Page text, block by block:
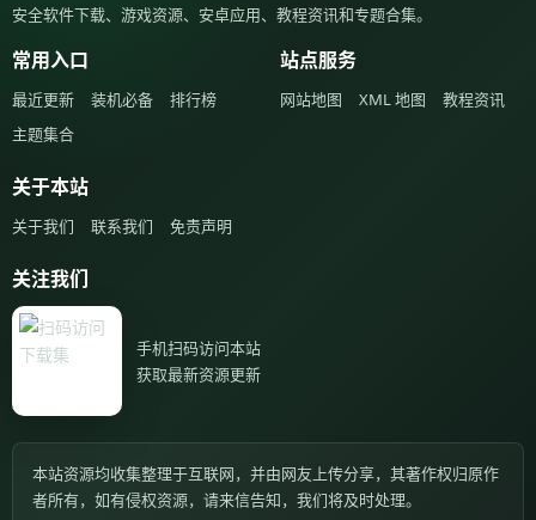
安全软件下载、游戏资源、安卓应用、教程资讯和专题合集。
常用入口
最近更新 装机必备
排行榜
主题集合
站点服务
网站地图 XML 地图 教程资讯
关于本站
关于我们 联系我们 免责声明
关注我们
手机扫码访问本站
获取最新资源更新
本站资源均收集整理于互联网，并由网友上传分享，其著作权归原作
者所有，如有侵权资源，请来信告知，我们将及时处理。